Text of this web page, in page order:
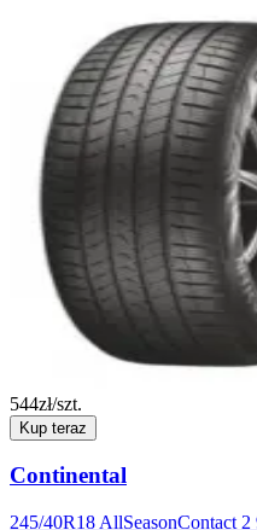
544zł/szt.
Kup teraz
Continental
245/40R18 AllSeasonContact